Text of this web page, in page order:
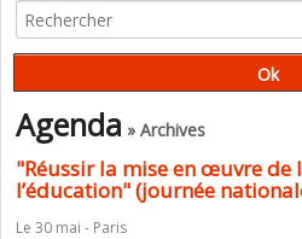
Agenda » Archives
"Réussir la mise en œuvre
l’éducation" (journée
Le 30 mai - Paris